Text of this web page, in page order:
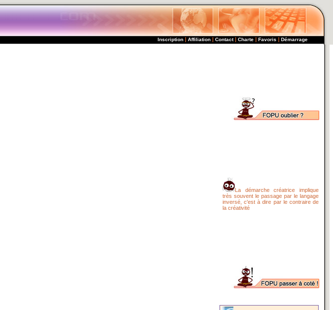
Inscription | Affiliation | Contact | Charte | Favoris | Démarrage
La démarche créatrice implique
très souvent le passage par le langage
inversé, c'est à dire par le contraire de
la créativité